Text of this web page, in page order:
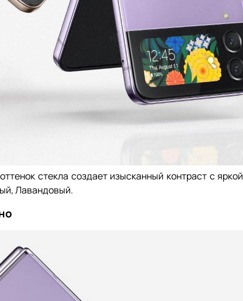
стекла создает изысканный контраст с
Лавандовый.